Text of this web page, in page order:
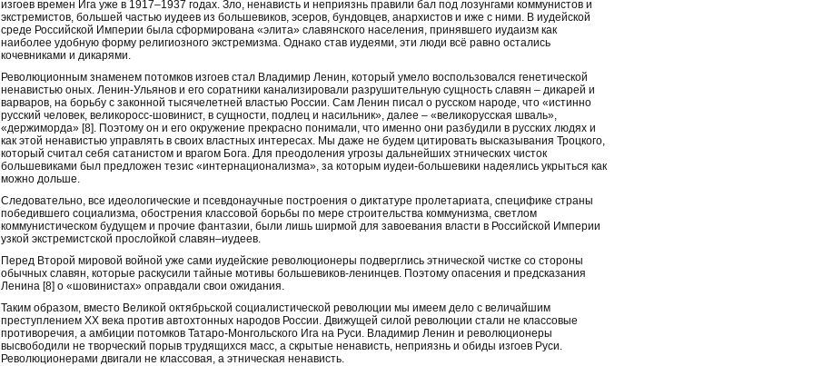
изгоев времен Ига уже в 1917–1937 годах. Зло, ненависть и неприязнь правили бал под лозунгами коммунистов и
экстремистов, большей частью иудеев из большевиков, эсеров, бундовцев, анархистов и иже с ними. В иудейской
среде Российской Империи была сформирована «элита» славянского населения, принявшего иудаизм как
наиболее удобную форму религиозного экстремизма. Однако став иудеями, эти люди всё равно остались
кочевниками и дикарями.
Революционным знаменем потомков изгоев стал Владимир Ленин, который умело воспользовался генетической
ненавистью оных. Ленин-Ульянов и его соратники канализировали разрушительную сущность славян – дикарей и
варваров, на борьбу с законной тысячелетней властью России. Сам Ленин писал о русском народе, что «истинно
русский человек, великоросс-шовинист, в сущности, подлец и насильник», далее – «великорусская шваль»,
«держиморда» [8]. Поэтому он и его окружение прекрасно понимали, что именно они разбудили в русских людях и
как этой ненавистью управлять в своих властных интересах. Мы даже не будем цитировать высказывания Троцкого,
который считал себя сатанистом и врагом Бога. Для преодоления угрозы дальнейших этнических чисток
большевиками был предложен тезис «интернационализма», за которым иудеи-большевики надеялись укрыться как
можно дольше.
Следовательно, все идеологические и псевдонаучные построения о диктатуре пролетариата, специфике страны
победившего социализма, обострения классовой борьбы по мере строительства коммунизма, светлом
коммунистическом будущем и прочие фантазии, были лишь ширмой для завоевания власти в Российской Империи
узкой экстремистской прослойкой славян–иудеев.
Перед Второй мировой войной уже сами иудейские революционеры подверглись этнической чистке со стороны
обычных славян, которые раскусили тайные мотивы большевиков-ленинцев. Поэтому опасения и предсказания
Ленина [8] о «шовинистах» оправдали свои ожидания.
Таким образом, вместо Великой октябрьской социалистической революции мы имеем дело с величайшим
преступлением ХХ века против автохтонных народов России. Движущей силой революции стали не классовые
противоречия, а амбиции потомков Татаро-Монгольского Ига на Руси. Владимир Ленин и революционеры
высвободили не творческий порыв трудящихся масс, а скрытые ненависть, неприязнь и обиды изгоев Руси.
Революционерами двигали не классовая, а этническая ненависть.